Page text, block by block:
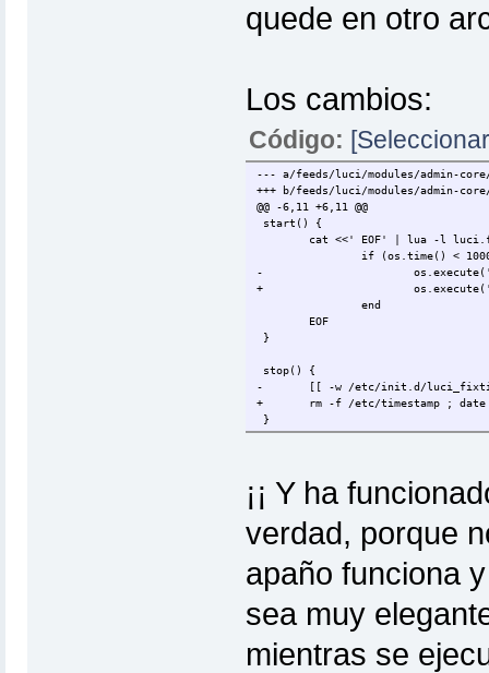
quede en otro
Los cambios:
Código:
--- a/feeds/luci/modules/admin-
+++ b/feeds/luci/modules/admin-
@@ -6,11 +6,11 @@
start() {
cat <<'
EOF' | lua -l
if (os.time() <
-
+
end
EOF
}
stop() {
-
[[ -w /etc/init.d/
+
rm -f /etc/timestamp ; date
}
¡¡ Y ha
verdad, porque
apaño funciona
sea muy
mientras se